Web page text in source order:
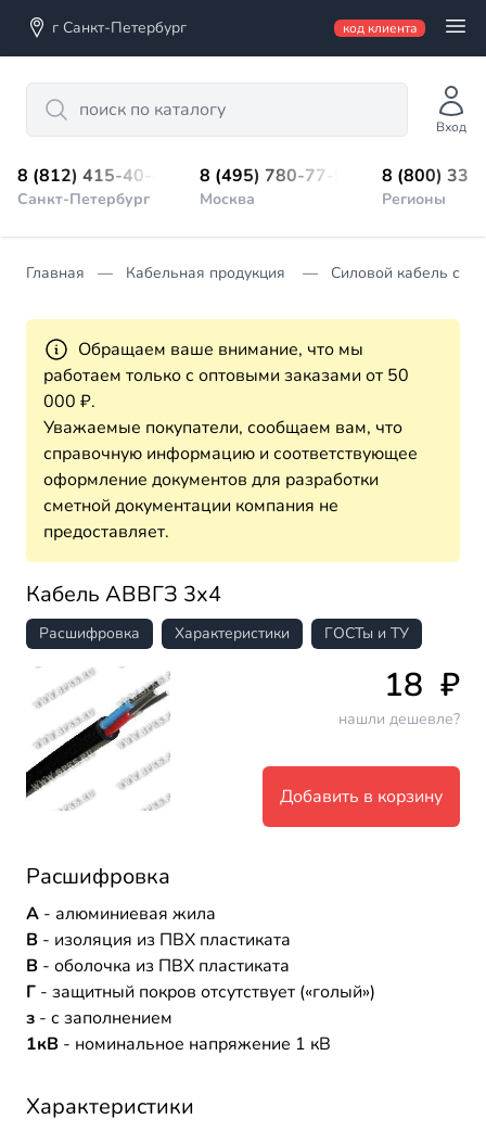
г Санкт-Петербург код клиента
Search
Вход
8 (812) 415-40-45
Санкт-Петербург
8 (495) 780-77-98
Москва
8 (800)
Регионы
Главная Кабельная продукция Силовой кабель с
Обращаем ваше внимание, что мы
работаем только с оптовыми заказами от 50
000 ₽.
Уважаемые покупатели, сообщаем вам, что
справочную информацию и соответствующее
оформление документов для разработки
сметной документации компания не
предоставляет.
Кабель АВВГЗ 3х4
Расшифровка Характеристики ГОСТы и ТУ
18 ₽
нашли дешевле?
Добавить в корзину
Расшифровка
А - алюминиевая жила
В - изоляция из ПВХ пластиката
В - оболочка из ПВХ пластиката
Г - защитный покров отсутствует («голый»)
з - с заполнением
1кВ - номинальное напряжение 1 кВ
Характеристики